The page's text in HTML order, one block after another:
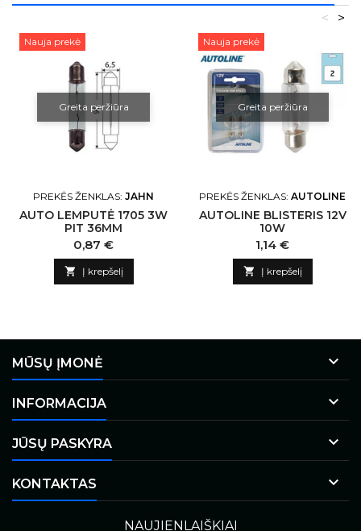
>
<
Nauja prekė
Greita peržiūra
PREKĖS ŽENKLAS: JAHN
AUTO LEMPUTĖ 1705 3W
PIT 36MM
Kaina
0,87 €
 Į krepšelį
Nauja prekė
Greita peržiūra
PREKĖS ŽENKLAS: AUTOLINE
AUTOLINE BLISTERIS 12V
10W
Kaina
1,14 €
 Į krepšelį
MŪSŲ ĮMONĖ 
INFORMACIJA 
JŪSŲ PASKYRA 
KONTAKTAS 
NAUJIENLAIŠKIAI